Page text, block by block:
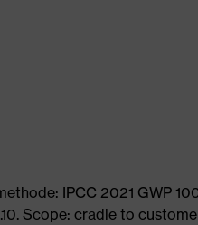
IPCC 2021 GWP
Scope: cradle to